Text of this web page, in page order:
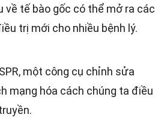
về tế bào gốc có thể mở ra các
trị mới cho nhiều bệnh lý.
một công cụ chỉnh sửa
mạng hóa cách chúng ta điều